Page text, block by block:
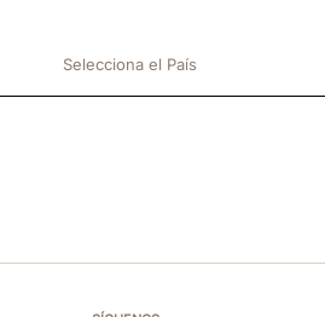
Selecciona el País